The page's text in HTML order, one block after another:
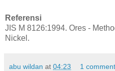
Referensi
JIS M 8126:1994. Ores -
Nickel.
abu wildan at 04:23 1